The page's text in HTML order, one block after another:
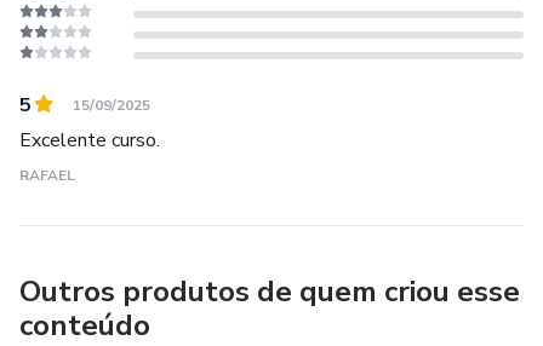
5 15/09/2025
Excelente curso.
RAFAEL
Outros produtos de quem criou esse
conteúdo